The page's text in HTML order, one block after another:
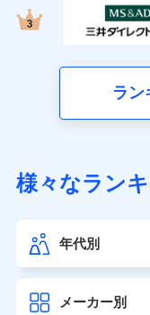
ins.com/)
三井ダイレクト損
（https://
第一ネオ生命保険
大樹生命保険株式
seimei.co.jp）
ラン
様々なラン
年代別
メーカー別